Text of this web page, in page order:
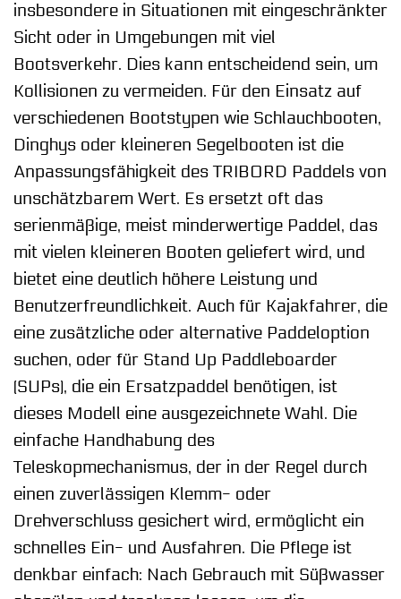
insbesondere in Situationen mit eingeschränkter
Sicht oder in Umgebungen mit viel
Bootsverkehr. Dies kann entscheidend sein, um
Kollisionen zu vermeiden. Für den Einsatz auf
verschiedenen Bootstypen wie Schlauchbooten,
Dinghys oder kleineren Segelbooten ist die
Anpassungsfähigkeit des TRIBORD Paddels von
unschätzbarem Wert. Es ersetzt oft das
serienmäßige, meist minderwertige Paddel, das
mit vielen kleineren Booten geliefert wird, und
bietet eine deutlich höhere Leistung und
Benutzerfreundlichkeit. Auch für Kajakfahrer, die
eine zusätzliche oder alternative Paddeloption
suchen, oder für Stand Up Paddleboarder
(SUPs), die ein Ersatzpaddel benötigen, ist
dieses Modell eine ausgezeichnete Wahl. Die
einfache Handhabung des
Teleskopmechanismus, der in der Regel durch
einen zuverlässigen Klemm- oder
Drehverschluss gesichert wird, ermöglicht ein
schnelles Ein- und Ausfahren. Die Pflege ist
denkbar einfach: Nach Gebrauch mit Süßwasser